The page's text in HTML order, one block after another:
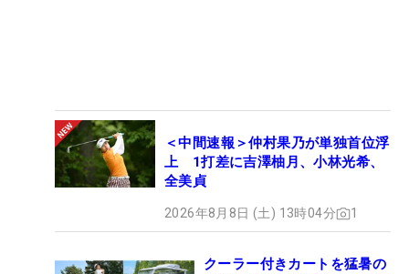
＜中間速報＞仲村果乃が単独首位浮
上 1打差に吉澤柚月、小林光希、
全美貞
2026年8月8日 (土) 13時04分 1
クーラー付きカートを猛暑の